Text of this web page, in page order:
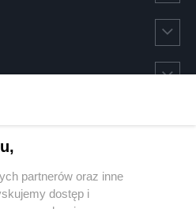
partnerów oraz inne
dostęp i